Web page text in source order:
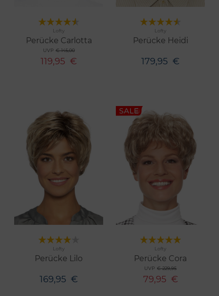
Lofty
Perücke Carlotta
UVP € 145,00
119,95 €
Lofty
Perücke Heidi
179,95 €
Lofty
Perücke Lilo
169,95 €
Lofty
Perücke Cora
UVP € 229,95
79,95 €